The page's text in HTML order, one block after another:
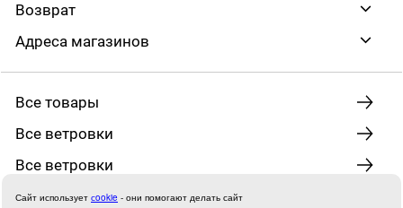
Возврат
Адреса магазинов
Все товары
Все ветровки
Все ветровки
Сайт использует сookie - они помогают делать сайт